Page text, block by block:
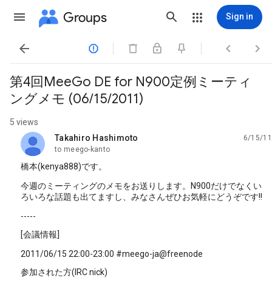
Groups Sign in
   
第4回MeeGo DE for N900定例ミーティ
ングメモ (06/15/2011)
5 views
Takahiro Hashimoto
unread,
6/15/11
to meego-kanto
橋本(kenya888)です。
今週のミーティングのメモをお送りします。N900だけでなくい
ろいろな話題も出てますし、みなさんぜひお気軽にどうぞです!!
-----
[会議情報]
2011/06/15 22:00-23:00 #meego-ja@freenode
参加された方(IRC nick)